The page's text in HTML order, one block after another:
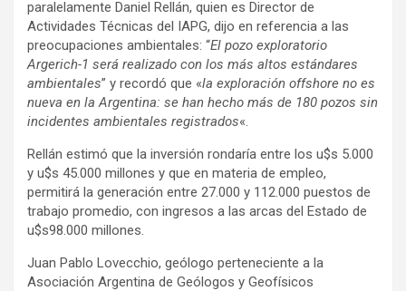
paralelamente Daniel Rellán, quien es Director de
Actividades Técnicas del IAPG, dijo en referencia a las
preocupaciones ambientales: “El pozo exploratorio
Argerich-1 será realizado con los más altos estándares
ambientales” y recordó que «la exploración offshore no es
nueva en la Argentina: se han hecho más de 180 pozos sin
incidentes ambientales registrados«.
Rellán estimó que la inversión rondaría entre los u$s 5.000
y u$s 45.000 millones y que en materia de empleo,
permitirá la generación entre 27.000 y 112.000 puestos de
trabajo promedio, con ingresos a las arcas del Estado de
u$s98.000 millones.
Juan Pablo Lovecchio, geólogo perteneciente a la
Asociación Argentina de Geólogos y Geofísicos